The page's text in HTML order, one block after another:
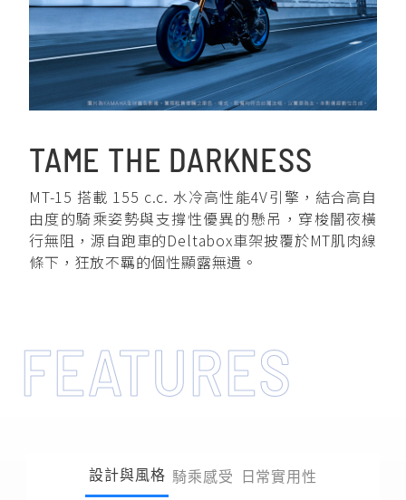
TAME THE DARKNESS
MT-15 搭載 155 c.c. 水冷高性能4V引擎，結合高自
由度的騎乘姿勢與支撐性優異的懸吊，穿梭闇夜橫
行無阻，源自跑車的Deltabox車架披覆於MT肌肉線
條下，狂放不羈的個性顯露無遺。
FEATURES
設計與風格 騎乘感受 日常實用性